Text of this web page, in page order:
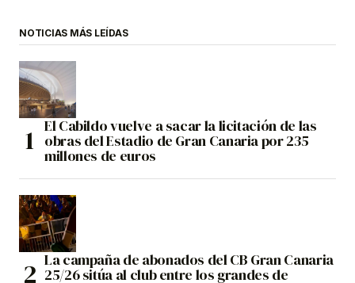
NOTICIAS MÁS LEÍDAS
El Cabildo vuelve a sacar la licitación de las
obras del Estadio de Gran Canaria por 235
millones de euros
La campaña de abonados del CB Gran Canaria
25/26 sitúa al club entre los grandes de